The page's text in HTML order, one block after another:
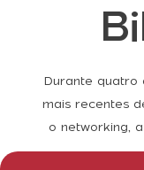
Durante quatro
mais recentes
o networking,